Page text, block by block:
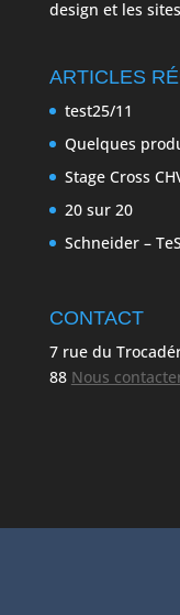
design et les
ARTICLES
test25/11
Quelques
Stage Cross
20 sur 20
Schneider –
CONTACT
7 rue du
88 Nous